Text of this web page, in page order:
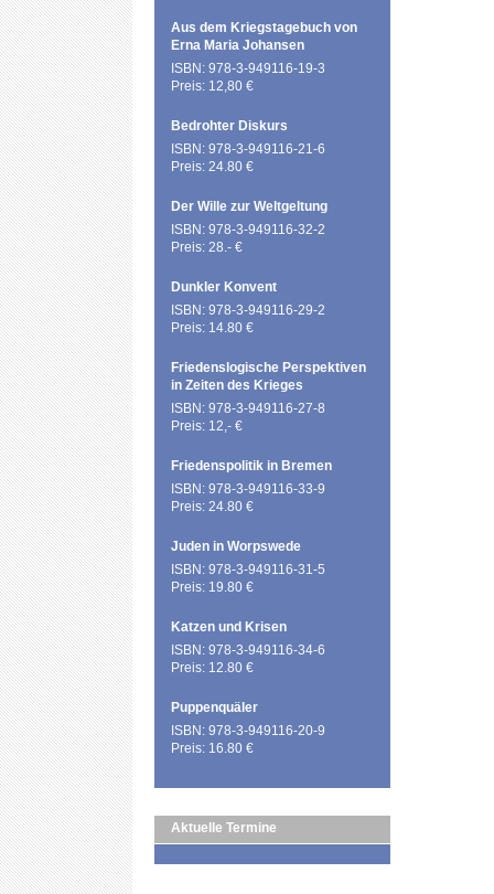
Aus dem Kriegstagebuch von
Erna Maria Johansen
ISBN: 978-3-949116-19-3
Preis: 12,80 €
Bedrohter Diskurs
ISBN: 978-3-949116-21-6
Preis: 24.80 €
Der Wille zur Weltgeltung
ISBN: 978-3-949116-32-2
Preis: 28.- €
Dunkler Konvent
ISBN: 978-3-949116-29-2
Preis: 14.80 €
Friedenslogische Perspektiven
in Zeiten des Krieges
ISBN: 978-3-949116-27-8
Preis: 12,- €
Friedenspolitik in Bremen
ISBN: 978-3-949116-33-9
Preis: 24.80 €
Juden in Worpswede
ISBN: 978-3-949116-31-5
Preis: 19.80 €
Katzen und Krisen
ISBN: 978-3-949116-34-6
Preis: 12.80 €
Puppenquäler
ISBN: 978-3-949116-20-9
Preis: 16.80 €
Aktuelle Termine